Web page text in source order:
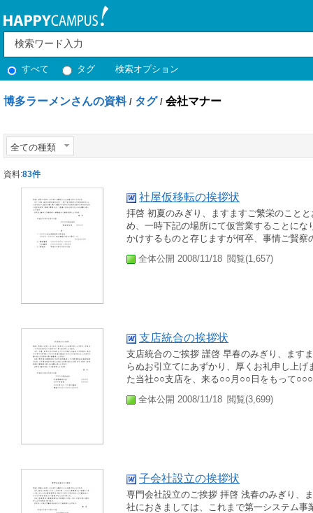
すべて タグ 検索オプション
博多ラーメンさんの資料 / タグ / 会社マナー
全ての種類
資料:83件
社屋仮移転の挨拶状
拝啓 初夏のみぎり、ますますご繁栄のこと
め、一時下記の場所にて仮営業することに
かけするものと存じますが何卒、事情ご賢
全体公開 2008/11/18 閲覧(1,657)
支店統合の挨拶状
支店統合のご挨拶 謹啓 早春のみぎり、ます
らぬお引立てにあずかり、厚くお礼申し上
た当社○○支店を、来る○○月○○日をもって
全体公開 2008/11/18 閲覧(3,699)
子会社設立の挨拶状
専門会社設立のご挨拶 拝啓 浅春のみぎり、
社におきましては、これまで第一システム